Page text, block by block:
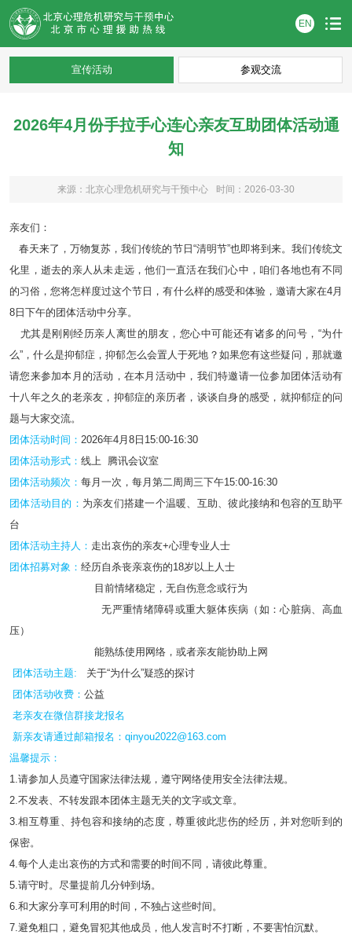
EN
宣传活动 参观交流
2026年4月份手拉手心连心亲友互助团体活动通
知
来源：北京心理危机研究与干预中心 时间：2026-03-30
亲友们：
春天来了，万物复苏，我们传统的节日“清明节”也即将到来。我们传统文
化里，逝去的亲人从未走远，他们一直活在我们心中，咱们各地也有不同
的习俗，您将怎样度过这个节日，有什么样的感受和体验，邀请大家在4月
8日下午的团体活动中分享。
尤其是刚刚经历亲人离世的朋友，您心中可能还有诸多的问号，“为什
么”，什么是抑郁症，抑郁怎么会置人于死地？如果您有这些疑问，那就邀
请您来参加本月的活动，在本月活动中，我们特邀请一位参加团体活动有
十八年之久的老亲友，抑郁症的亲历者，谈谈自身的感受，就抑郁症的问
题与大家交流。
团体活动时间： 2026年4月8日15:00-16:30
团体活动形式： 线上 腾讯会议室
团体活动频次： 每月一次，每月第二周周三下午15:00-16:30
团体活动目的： 为亲友们搭建一个温暖、互助、彼此接纳和包容的互助平
台
团体活动主持人： 走出哀伤的亲友+心理专业人士
团体招募对象： 经历自杀丧亲哀伤的18岁以上人士
目前情绪稳定，无自伤意念或行为
无严重情绪障碍或重大躯体疾病（如：心脏病、高血
压）
能熟练使用网络，或者亲友能协助上网
团体活动主题:
关于“为什么”疑惑的探讨
团体活动收费： 公益
老亲友在微信群接龙报名
新亲友请通过邮箱报名：qinyou2022@163.com
温馨提示：
1.请参加人员遵守国家法律法规，遵守网络使用安全法律法规。
2.不发表、不转发跟本团体主题无关的文字或文章。
3.相互尊重、持包容和接纳的态度，尊重彼此悲伤的经历，并对您听到的
保密。
4.每个人走出哀伤的方式和需要的时间不同，请彼此尊重。
5.请守时。尽量提前几分钟到场。
6.和大家分享可利用的时间，不独占这些时间。
7.避免粗口，避免冒犯其他成员，他人发言时不打断，不要害怕沉默。